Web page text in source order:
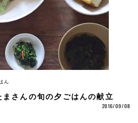
ん
さんの旬の夕ごはんの献立
2016/09/08